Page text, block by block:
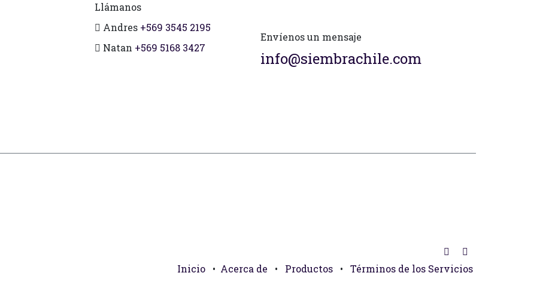
Llámanos
Andres +569 3545 2195
Natan +569 5168 3427
Envíenos un mensaje
info@siembrachile.com
Inicio • Acerca de • Productos • Términos de los Servicios